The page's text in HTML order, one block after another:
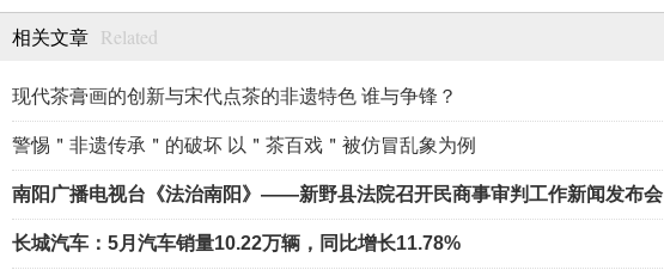
相关文章 Related
现代茶膏画的创新与宋代点茶的非遗特色 谁与争锋？
警惕＂非遗传承＂的破坏 以＂茶百戏＂被仿冒乱象为例
南阳广播电视台《法治南阳》——新野县法院召开民商事审判工作新闻发布会
长城汽车：5月汽车销量10.22万辆，同比增长11.78%